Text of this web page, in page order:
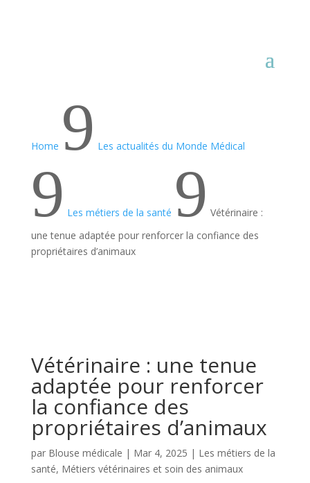
Home 9 Les actualités du Monde Médical
9 Les métiers de la santé 9 Vétérinaire :
une tenue adaptée pour renforcer la confiance des
propriétaires d’animaux
Vétérinaire : une tenue
adaptée pour renforcer
la confiance des
propriétaires d’animaux
par Blouse médicale | Mar 4, 2025 | Les métiers de la
santé, Métiers vétérinaires et soin des animaux